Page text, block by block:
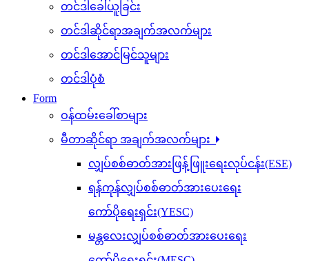
တင်ဒါခေါ်ယူခြင်း
တင်ဒါဆိုင်ရာအချက်အလက်များ
တင်ဒါအောင်မြင်သူများ
တင်ဒါပုံစံ
Form
ဝန်ထမ်းခေါ်စာများ
မီတာဆိုင်ရာ အချက်အလက်များ
လျှပ်စစ်ဓာတ်အားဖြန့်ဖြူးရေးလုပ်ငန်း(ESE)
ရန်ကုန်လျှပ်စစ်ဓာတ်အားပေးရေး
ကော်ပိုရေးရှင်း(YESC)
မန္တလေးလျှပ်စစ်ဓာတ်အားပေးရေး